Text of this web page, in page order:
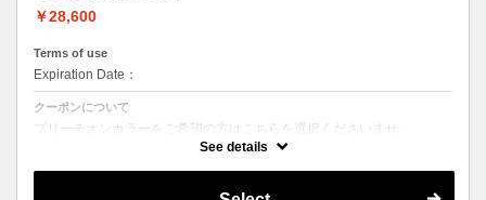
￥28,600
Terms of use
Expiration Date：
クーポンについて
ブリーチオンカラーをご希望の方はこちらを選択くださいませ。
で、料金が前後する場合がございます。
See details